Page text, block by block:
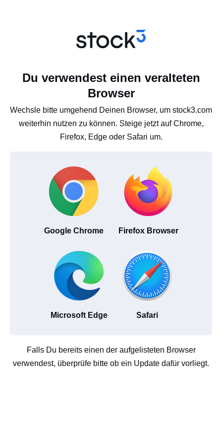
Du verwendest einen veralteten
Browser
Wechsle bitte umgehend Deinen Browser, um stock3.com
weiterhin nutzen zu können. Steige jetzt auf Chrome,
Firefox, Edge oder Safari um.
Google Chrome Firefox Browser
Microsoft Edge Safari
Falls Du bereits einen der aufgelisteten Browser
verwendest, überprüfe bitte ob ein Update dafür vorliegt.